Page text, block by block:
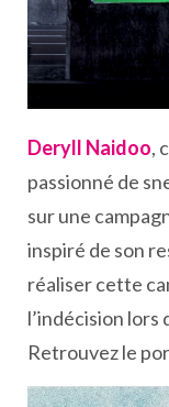
Deryll Naidoo,
passionné de
sur une
inspiré de son
réaliser cette
l’indécision lors
Retrouvez le